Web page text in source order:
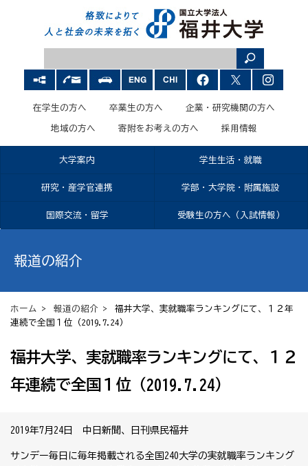
在学生の方へ 卒業生の方へ 企業・研究機関の方へ
地域の方へ 寄附をお考えの方へ 採用情報
大学案内 学生生活・就職
研究・産学官連携 学部・大学院・附属施設
国際交流・留学 受験生の方へ（入試情報）
報道の紹介
ホーム > 報道の紹介 > 福井大学、実就職率ランキングにて、１２年
連続で全国１位（2019.7.24）
福井大学、実就職率ランキングにて、１２
年連続で全国１位（2019.7.24）
2019年7月24日 中日新聞、日刊県民福井
サンデー毎日に毎年掲載される全国240大学の実就職率ランキング